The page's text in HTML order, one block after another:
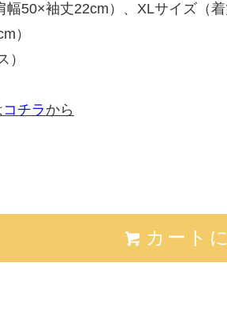
50×袖丈22cm）、XLサイズ（
）
）
コチラ から
カート